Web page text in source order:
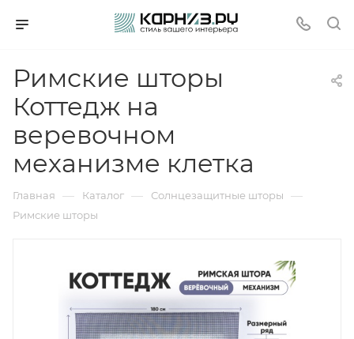
Римские шторы
Коттедж на
веревочном
механизме клетка
Главная — Каталог — Солнцезащитные шторы —
Римские шторы